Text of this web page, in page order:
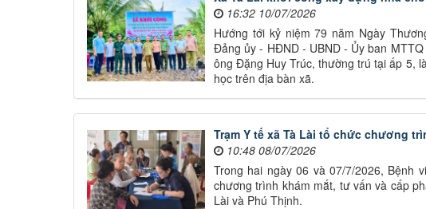
16:32 10/07/2026
Hướng tới kỷ niệm 79 năm Ngày
Đảng ủy - HĐND - UBND - Ủy ban
ông Đặng Huy Trúc, thường trú tại ấp 5,
học trên địa bàn xã.
Trạm Y tế xã Tà Lài tổ chức chương
10:48 08/07/2026
Trong hai ngày 06 và 07/7/2026, Bệnh
chương trình khám mắt, tư vấn và cấp
Lài và Phú Thịnh.